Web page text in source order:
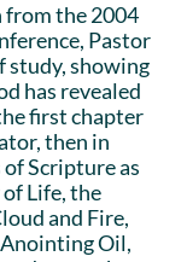
from the 2004
Pastor
study, showing
has revealed
first chapter
then in
of Scripture as
Life, the
and Fire,
Oil,